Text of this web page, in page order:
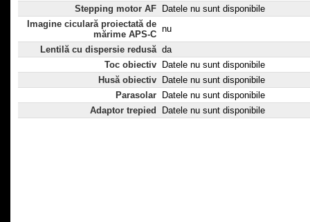
Stepping motor AF
Datele nu sunt disponibile
Imagine ciculară proiectată de
mărime APS-C
nu
Lentilă cu dispersie redusă da
Toc obiectiv
Datele nu sunt disponibile
Husă obiectiv
Datele nu sunt disponibile
Parasolar
Datele nu sunt disponibile
Adaptor trepied
Datele nu sunt disponibile